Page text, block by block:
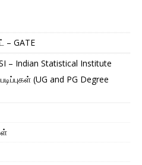
– GATE
– Indian Statistical Institute
(UG and PG Degree